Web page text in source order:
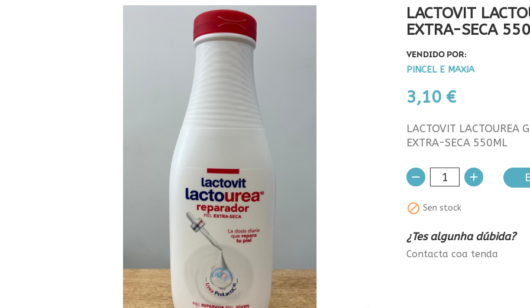
LACTOVIT
EXTRA-SECA
VENDIDO POR:
PINCEL E MAXIA
3,10 €
LACTOVIT LACTOUREA
EXTRA-SECA 550ML
 Sen stock
¿Tes algunha dúbida?
Contacta coa tenda